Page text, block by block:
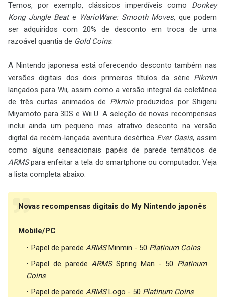
Temos, por exemplo, clássicos imperdíveis como Donkey
Kong Jungle Beate WarioWare: Smooth Moves, que podem
ser adquiridos com 20% de desconto em troca de uma
razoável quantia de Gold Coins.
A Nintendo japonesa está oferecendo desconto também nas
versões digitais dos dois primeiros títulos da série Pikmin
lançados para Wii, assim como a versão integral da coletânea
de três curtas animados de Pikminproduzidos por Shigeru
Miyamoto para 3DS e Wii U. A seleção de novas recompensas
inclui ainda um pequeno mas atrativo desconto na versão
digital da recém-lançada aventura desértica Ever Oasis, assim
como alguns sensacionais papéis de parede temáticos de
ARMSpara enfeitar a tela do smartphone ou computador. Veja
a lista completa abaixo.
Novas recompensas digitais do My Nintendo japonês
Mobile/PC
Papel de parede ARMSMinmin - 50 Platinum Coins
Papel de paredeARMSSpring Man - 50 Platinum
Coins
Papel de parede ARMSLogo - 50 Platinum Coins